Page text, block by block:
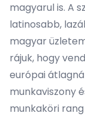
magyarul is. A
latinosabb,
magyar
rájuk, hogy
európai
munkaviszony
munkaköri